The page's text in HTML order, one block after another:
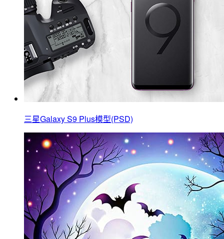
三星Galaxy S9 Plus模型(PSD)